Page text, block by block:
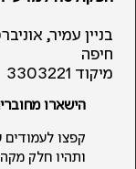
חיפה
מיקוד 3303221
הישארו
קפצו
ותהיו חלק